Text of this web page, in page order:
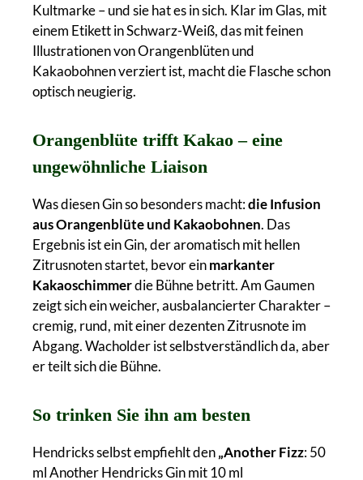
Kultmarke – und sie hat es in sich. Klar im Glas, mit
einem Etikett in Schwarz-Weiß, das mit feinen
Illustrationen von Orangenblüten und
Kakaobohnen verziert ist, macht die Flasche schon
optisch neugierig.
Orangenblüte trifft Kakao – eine
ungewöhnliche Liaison
Was diesen Gin so besonders macht:die Infusion
aus Orangenblüte und Kakaobohnen. Das
Ergebnis ist ein Gin, der aromatisch mit hellen
Zitrusnoten startet, bevor einmarkanter
Kakaoschimmerdie Bühne betritt. Am Gaumen
zeigt sich ein weicher, ausbalancierter Charakter –
cremig, rund, mit einer dezenten Zitrusnote im
Abgang. Wacholder ist selbstverständlich da, aber
er teilt sich die Bühne.
So trinken Sie ihn am besten
Hendricks selbst empfiehlt den„Another Fizz: 50
ml Another Hendricks Gin mit 10 ml